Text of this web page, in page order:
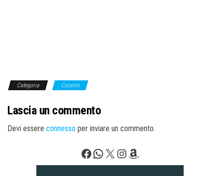
Categoria Cassino
Lascia un commento
Devi essere connesso per inviare un commento.
Facebook
WhatsApp
X Instagram
Amazon